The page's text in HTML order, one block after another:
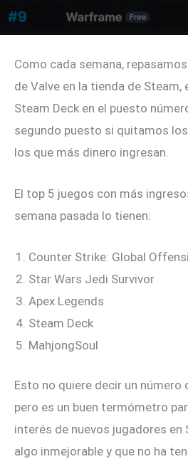
Como cada semana,
de Valve en la tienda de Steam,
Steam Deck en el puesto
segundo puesto si quitamos
los que más dinero ingresan.
El top 5 juegos con más
semana pasada lo tienen:
Counter Strike: Global
Star Wars Jedi Survivor
Apex Legends
Steam Deck
MahjongSoul
Esto no quiere decir un número
pero es un buen termómetro
interés de nuevos jugadores en
algo inmejorable y que no ha